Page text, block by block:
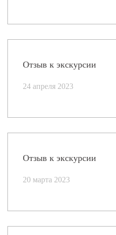
Отзыв к экскурсии
24 апреля 2023
Отзыв к экскурсии
20 марта 2023